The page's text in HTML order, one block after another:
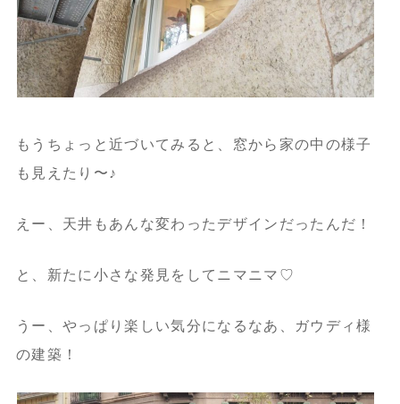
もうちょっと近づいてみると、窓から家の中の様子
も見えたり〜♪
えー、天井もあんな変わったデザインだったんだ！
と、新たに小さな発見をしてニマニマ♡
うー、やっぱり楽しい気分になるなあ、ガウディ様
の建築！